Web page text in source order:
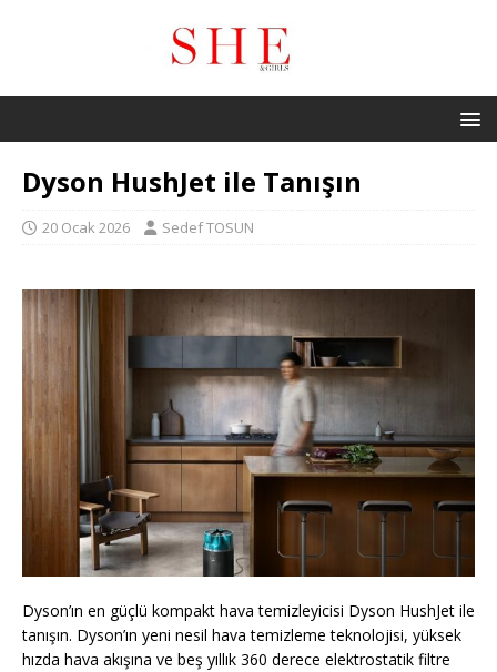
Dyson HushJet ile Tanışın
20 Ocak 2026 Sedef TOSUN
Dyson’ın en güçlü kompakt hava temizleyicisi Dyson HushJet ile
tanışın. Dyson’ın yeni nesil hava temizleme teknolojisi, yüksek
hızda hava akışına ve beş yıllık 360 derece elektrostatik filtre